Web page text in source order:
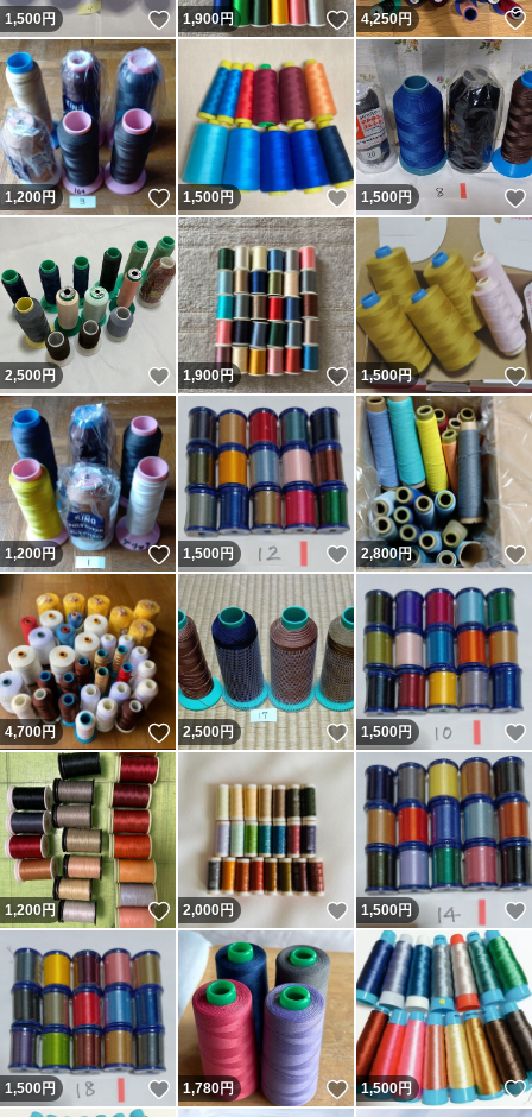
1,500円 いいね！
1,900円 いいね！
4,250円
1,200円 いいね！
1,500円 いいね！
1,500円
2,500円 いいね！
1,900円 いいね！
1,500円
1,200円 いいね！
1,500円 いいね！
2,800円
4,700円 いいね！
2,500円 いいね！
1,500円
1,200円 いいね！
2,000円 いいね！
1,500円
1,500円 いいね！
1,780円 いいね！
1,500円